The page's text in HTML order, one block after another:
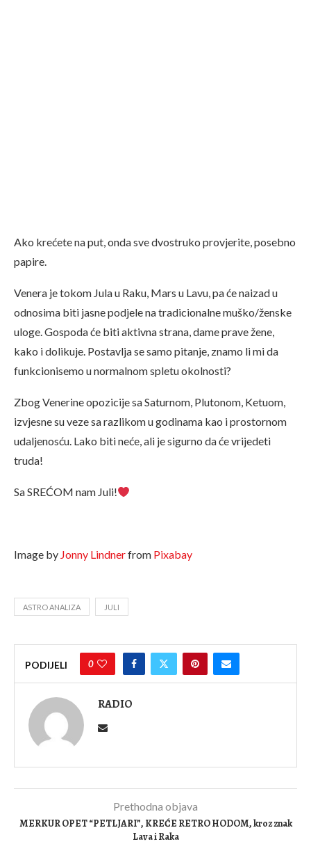
Ako krećete na put, onda sve dvostruko provjerite, posebno
papire.
Venera je tokom Jula u Raku, Mars u Lavu, pa će naizad u
odnosima biti jasne podjele na tradicionalne muško/ženske
uloge. Gospoda će biti aktivna strana, dame prave žene,
kako i dolikuje. Postavlja se samo pitanje, znamo li mi da
funkcionisemo u normalnom spletu okolnosti?
Zbog Venerine opozicije sa Saturnom, Plutonom, Ketuom,
izvjesne su veze sa razlikom u godinama kao i prostornom
udaljenosću. Lako biti neće, ali je sigurno da će vrijedeti
truda!
Sa SREĆOM nam Juli!
Image by Jonny Lindnerfrom Pixabay
ASTRO ANALIZA JULI
PODIJELI 0
RADIO
Prethodna objava
MERKUR OPET “PETLJARI”, KREĆE RETRO HODOM, kroz znak
Lava i Raka